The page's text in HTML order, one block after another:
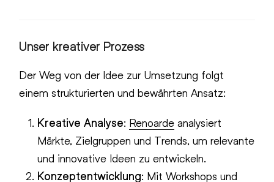
Unser kreativer Prozess
Der Weg von der Idee zur Umsetzung folgt
einem strukturierten und bewährten Ansatz:
Kreative Analyse: Renoarde analysiert
Märkte, Zielgruppen und Trends, um relevante
und innovative Ideen zu entwickeln.
Konzeptentwicklung: Mit Workshops und